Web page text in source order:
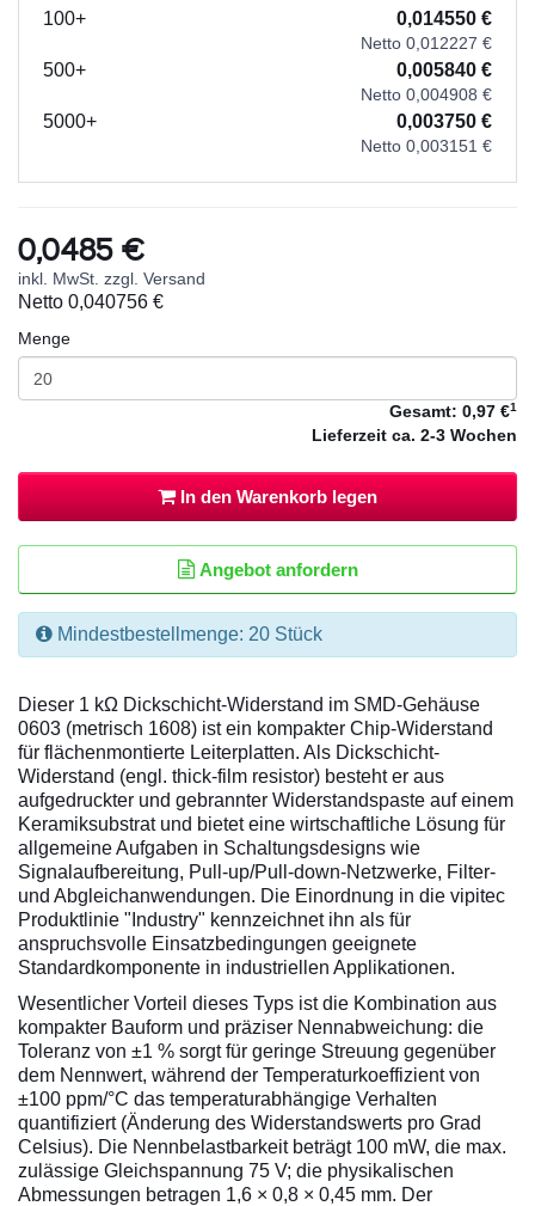
100+ 0,014550 €
Netto 0,012227 €
500+ 0,005840 €
Netto 0,004908 €
5000+ 0,003750 €
Netto 0,003151 €
0,0485 €
inkl. MwSt. zzgl. Versand
Netto 0,040756 €
Menge
Gesamt: 0,97 €1
Lieferzeit ca. 2-3 Wochen
In den Warenkorb legen
Angebot anfordern
Mindestbestellmenge: 20 Stück
Dieser 1 kΩ Dickschicht-Widerstand im SMD-Gehäuse
0603 (metrisch 1608) ist ein kompakter Chip-Widerstand
für flächenmontierte Leiterplatten. Als Dickschicht-
Widerstand (engl. thick-film resistor) besteht er aus
aufgedruckter und gebrannter Widerstandspaste auf einem
Keramiksubstrat und bietet eine wirtschaftliche Lösung für
allgemeine Aufgaben in Schaltungsdesigns wie
Signalaufbereitung, Pull‑up/Pull‑down‑Netzwerke, Filter-
und Abgleichanwendungen. Die Einordnung in die vipitec
Produktlinie "Industry" kennzeichnet ihn als für
anspruchsvolle Einsatzbedingungen geeignete
Standardkomponente in industriellen Applikationen.
Wesentlicher Vorteil dieses Typs ist die Kombination aus
kompakter Bauform und präziser Nennabweichung: die
Toleranz von ±1 % sorgt für geringe Streuung gegenüber
dem Nennwert, während der Temperaturkoeffizient von
±100 ppm/°C das temperaturabhängige Verhalten
quantifiziert (Änderung des Widerstandswerts pro Grad
Celsius). Die Nennbelastbarkeit beträgt 100 mW, die max.
zulässige Gleichspannung 75 V; die physikalischen
Abmessungen betragen 1,6 × 0,8 × 0,45 mm. Der